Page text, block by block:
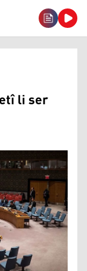
li ser